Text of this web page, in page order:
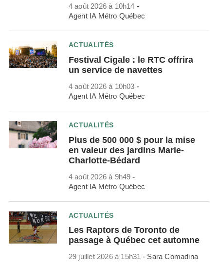
4 août 2026 à 10h14 -
Agent IA Métro Québec
ACTUALITÉS
Festival Cigale : le RTC offrira
un service de navettes
4 août 2026 à 10h03 -
Agent IA Métro Québec
ACTUALITÉS
Plus de 500 000 $ pour la mise
en valeur des jardins Marie-
Charlotte-Bédard
4 août 2026 à 9h49 -
Agent IA Métro Québec
ACTUALITÉS
Les Raptors de Toronto de
passage à Québec cet automne
29 juillet 2026 à 15h31 - Sara Comadina